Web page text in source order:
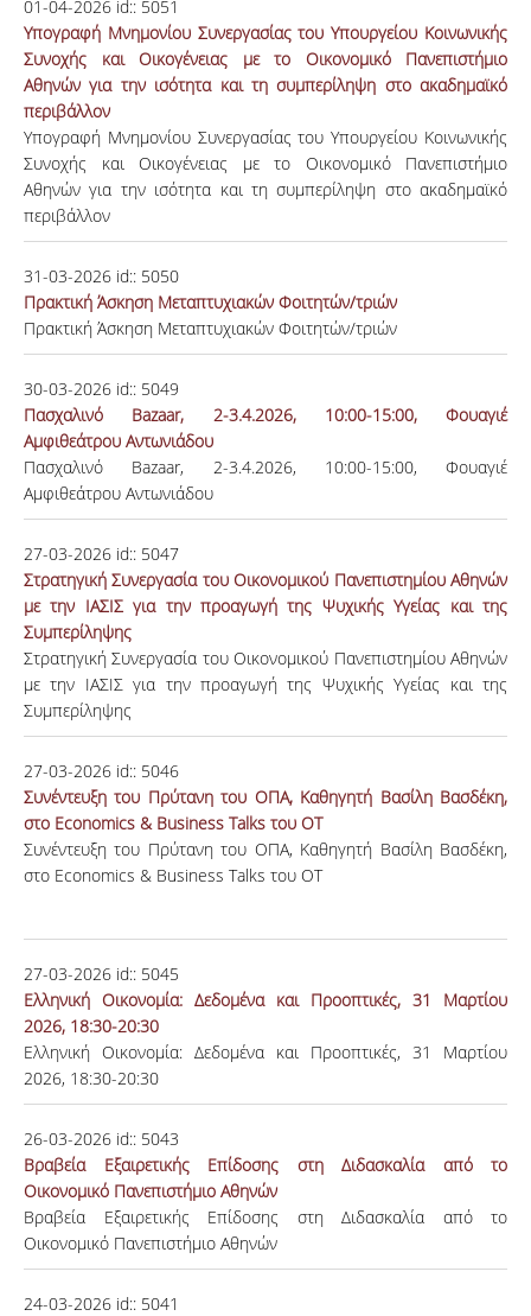
01-04-2026 id:: 5051
Υπογραφή Μνημονίου Συνεργασίας του Υπουργείου Κοινωνικής
Συνοχής και Οικογένειας με το Οικονομικό Πανεπιστήμιο
Αθηνών για την ισότητα και τη συμπερίληψη στο ακαδημαϊκό
περιβάλλον
Υπογραφή Μνημονίου Συνεργασίας του Υπουργείου Κοινωνικής
Συνοχής και Οικογένειας με το Οικονομικό Πανεπιστήμιο
Αθηνών για την ισότητα και τη συμπερίληψη στο ακαδημαϊκό
περιβάλλον
31-03-2026 id:: 5050
Πρακτική Άσκηση Μεταπτυχιακών Φοιτητών/τριών
Πρακτική Άσκηση Μεταπτυχιακών Φοιτητών/τριών
30-03-2026 id:: 5049
Πασχαλινό Bazaar, 2-3.4.2026, 10:00-15:00, Φουαγιέ
Αμφιθεάτρου Αντωνιάδου
Πασχαλινό Bazaar, 2-3.4.2026, 10:00-15:00, Φουαγιέ
Αμφιθεάτρου Αντωνιάδου
27-03-2026 id:: 5047
Στρατηγική Συνεργασία του Οικονομικού Πανεπιστημίου Αθηνών
με την ΙΑΣΙΣ για την προαγωγή της Ψυχικής Υγείας και της
Συμπερίληψης
Στρατηγική Συνεργασία του Οικονομικού Πανεπιστημίου Αθηνών
με την ΙΑΣΙΣ για την προαγωγή της Ψυχικής Υγείας και της
Συμπερίληψης
27-03-2026 id:: 5046
Συνέντευξη του Πρύτανη του ΟΠΑ, Καθηγητή Βασίλη Βασδέκη,
στο Economics & Business Talks του ΟΤ
Συνέντευξη του Πρύτανη του ΟΠΑ, Καθηγητή Βασίλη Βασδέκη,
στο Economics & Business Talks του ΟΤ
27-03-2026 id:: 5045
Ελληνική Οικονομία: Δεδομένα και Προοπτικές, 31 Μαρτίου
2026, 18:30-20:30
Ελληνική Οικονομία: Δεδομένα και Προοπτικές, 31 Μαρτίου
2026, 18:30-20:30
26-03-2026 id:: 5043
Βραβεία Εξαιρετικής Επίδοσης στη Διδασκαλία από το
Οικονομικό Πανεπιστήμιο Αθηνών
Βραβεία Εξαιρετικής Επίδοσης στη Διδασκαλία από το
Οικονομικό Πανεπιστήμιο Αθηνών
24-03-2026 id:: 5041